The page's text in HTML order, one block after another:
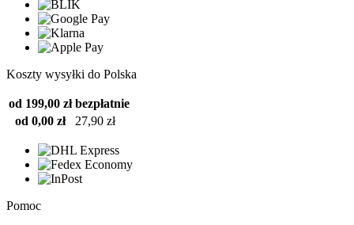
Koszty wysyłki do Polska
od 199,00 zł bezpłatnie
od 0,00 zł
27,90 zł
Pomoc